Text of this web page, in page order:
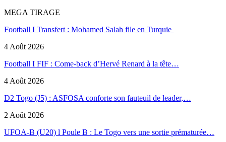
MEGA TIRAGE
Football I Transfert : Mohamed Salah file en Turquie
4 Août 2026
Football I FIF : Come-back d’Hervé Renard à la tête…
4 Août 2026
D2 Togo (J5) : ASFOSA conforte son fauteuil de leader,…
2 Août 2026
UFOA-B (U20) l Poule B : Le Togo vers une sortie prématurée…